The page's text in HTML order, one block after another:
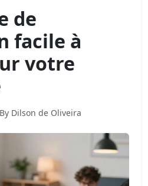
de
facile à
votre
By Dilson de Oliveira